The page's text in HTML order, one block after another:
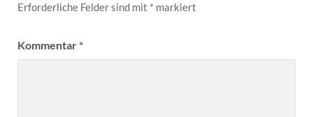
Erforderliche Felder sind mit * markiert
Kommentar*